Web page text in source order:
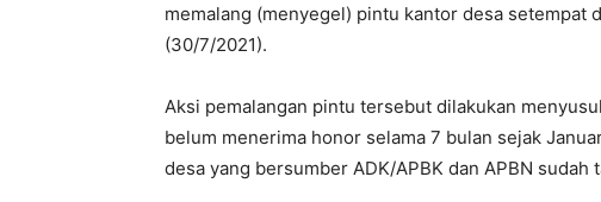
memalang (menyegel) pintu kantor desa setempat
(30/7/2021).
Aksi pemalangan pintu tersebut dilakukan
belum menerima honor selama 7 bulan sejak
desa yang bersumber ADK/APBK dan APBN sudah